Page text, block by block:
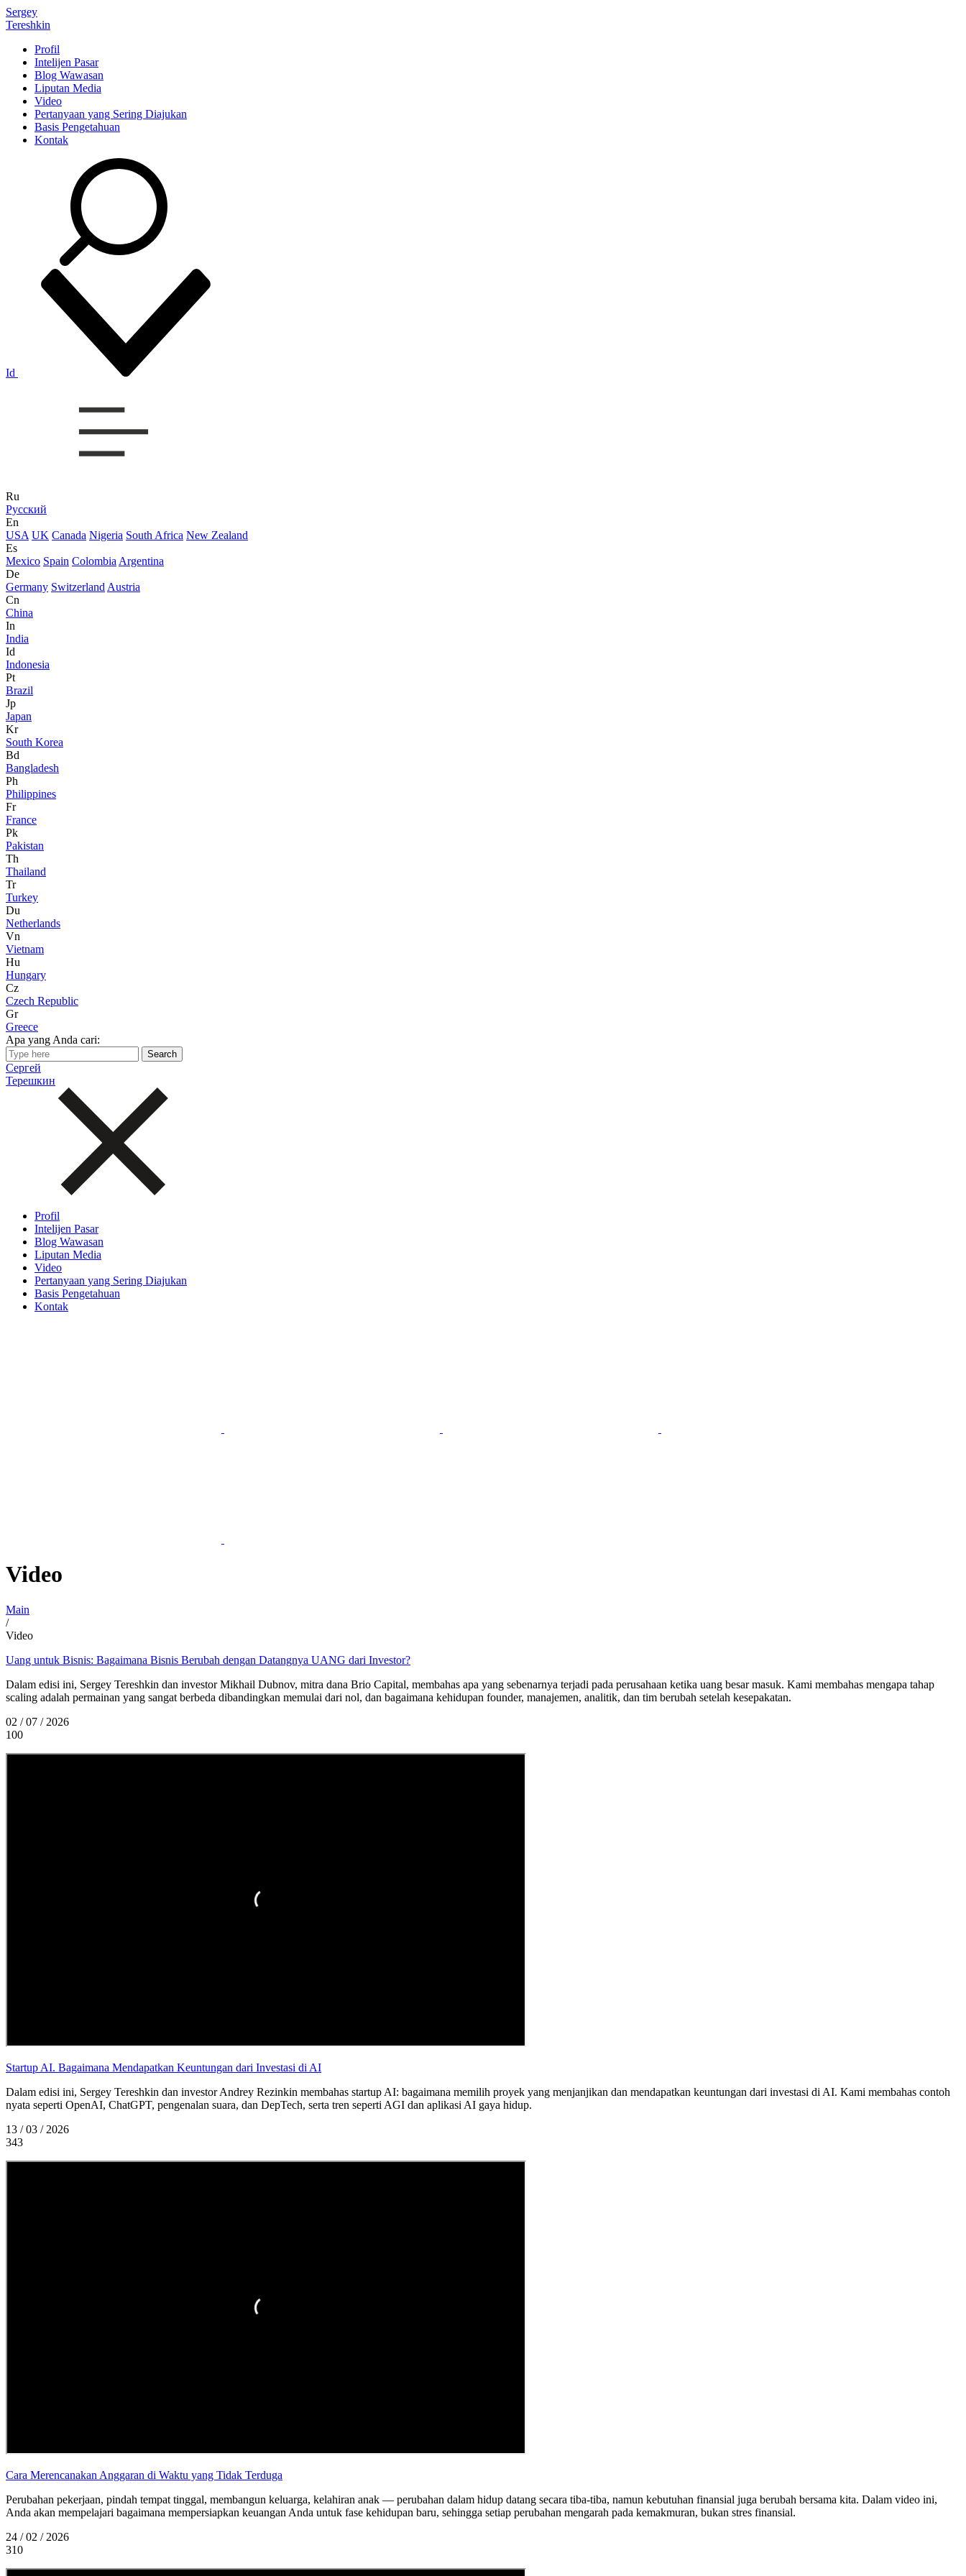
Sergey
Tereshkin
Profil
Intelijen Pasar
Blog Wawasan
Liputan Media
Video
Pertanyaan yang Sering Diajukan
Basis Pengetahuan
Kontak
Id
Ru
Русский
En
USA UK Canada Nigeria South Africa New Zealand
Es
Mexico Spain Colombia Argentina
De
Germany Switzerland Austria
Cn
China
In
India
Id
Indonesia
Pt
Brazil
Jp
Japan
Kr
South Korea
Bd
Bangladesh
Ph
Philippines
Fr
France
Pk
Pakistan
Th
Thailand
Tr
Turkey
Du
Netherlands
Vn
Vietnam
Hu
Hungary
Cz
Czech Republic
Gr
Greece
Apa yang Anda cari:
Сергей
Терешкин
Profil
Intelijen Pasar
Blog Wawasan
Liputan Media
Video
Pertanyaan yang Sering Diajukan
Basis Pengetahuan
Kontak
Video
Main
/
Video
Uang untuk Bisnis: Bagaimana Bisnis Berubah dengan Datangnya UANG dari Investor?
Dalam edisi ini, Sergey Tereshkin dan investor Mikhail Dubnov, mitra dana Brio Capital, membahas apa yang sebenarnya terjadi pada perusahaan ketika uang besar masuk. Kami membahas mengapa tahap
scaling adalah permainan yang sangat berbeda dibandingkan memulai dari nol, dan bagaimana kehidupan founder, manajemen, analitik, dan tim berubah setelah kesepakatan.
02 / 07 / 2026
100
Startup AI. Bagaimana Mendapatkan Keuntungan dari Investasi di AI
Dalam edisi ini, Sergey Tereshkin dan investor Andrey Rezinkin membahas startup AI: bagaimana memilih proyek yang menjanjikan dan mendapatkan keuntungan dari investasi di AI. Kami membahas contoh
nyata seperti OpenAI, ChatGPT, pengenalan suara, dan DepTech, serta tren seperti AGI dan aplikasi AI gaya hidup.
13 / 03 / 2026
343
Cara Merencanakan Anggaran di Waktu yang Tidak Terduga
Perubahan pekerjaan, pindah tempat tinggal, membangun keluarga, kelahiran anak — perubahan dalam hidup datang secara tiba-tiba, namun kebutuhan finansial juga berubah bersama kita. Dalam video ini,
Anda akan mempelajari bagaimana mempersiapkan keuangan Anda untuk fase kehidupan baru, sehingga setiap perubahan mengarah pada kemakmuran, bukan stres finansial.
24 / 02 / 2026
310